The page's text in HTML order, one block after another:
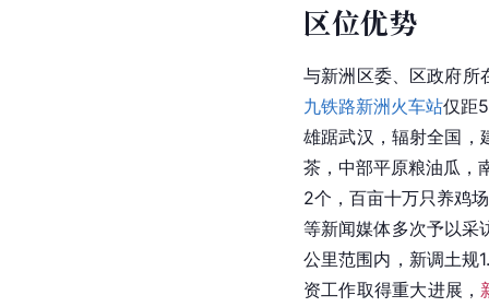
区位优势
与新洲区委、区政府所
九铁路新洲火车站仅距
雄踞武汉 ，辐射全国
茶，中部平原粮油瓜，
2个，百亩十万只养鸡
等新闻媒体多次予以采
公里范围内，新调土规
资工作取得重大进展，